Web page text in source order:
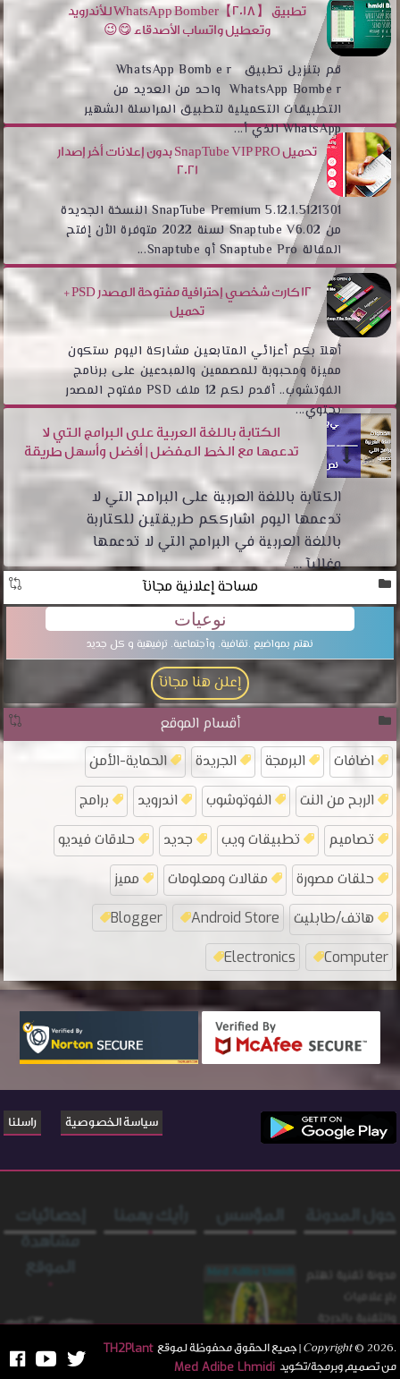
تطبيق WhatsApp Bomber【2018】 للأندرويد
وتعطيل واتساب الأصدقاء 😋😉
قم بتنزيل تطبيق WhatsApp Bomb e r
WhatsApp Bombe r واحد من العديد من
التطبيقات التكميلية لتطبيق المراسلة الشهير
WhatsApp الذي أ...
تحميل SnapTube VIP PRO بدون إعلانات أخر إصدار
2021
SnapTube Premium 5.12.1.5121301 النسخة الجديدة
من Snaptube V6.02 لسنة 2022 متوفرة الأن إفتح
المقالة Snaptube Pro أو Snaptube...
12 كارت شخصي إحترافية مفتوحة المصدر PSD +
تحميل
أهلآ بكم أعزائي المتابعين مشاركة اليوم ستكون
مميزة ومحبوبة للمصممين والمبدعين على برنامج
الفوتشوب.. أقدم لكم 12 ملف PSD مفتوح المصدر
يحتوي...
الكتابة باللغة العربية على البرامج التي لا
تدعمها مع الخط المفضل | أفضل وأسهل طريقة
الكتابة باللغة العربية على البرامح التي لا
تدعمها اليوم اشارككم طريقتين للكتاربة
باللغة العربية في البرامج التي لا تدعمها
وغالبآ ...
مساحة إعلانية مجانآ
نوعيات
نهتم بمواضيع .تقافية. وأجتماعية. ترفيهية و كل جديد
إعلن هنا مجانآ
أقسام الموقع
اضافات البرمجة الجريدة الحماية-الأمن
الربح من النت الفوتوشوب اندرويد برامج
تصاميم تطبيقات ويب جديد حلاقات فيديو
حلقات مصورة مقالات ومعلومات مميز
هاتف/طابليت Android Store
Blogger
Computer
Electronics
سياسة الخصوصية راسلنا
حول المدونة
مدونة ثقنية تهتم
بلإعلاميات
والثقنية بالدرجة
الأولى تسعى
الى المساهمة
المؤسس رأيك يهمنا
إحصائيات
مشاهدة
الموقع
.Copyright
© 2026
TH2Plant | جميع الحقوق محفوظة لموقع
من تصميم وبرمجة/تكويد Med Adibe Lhmidi